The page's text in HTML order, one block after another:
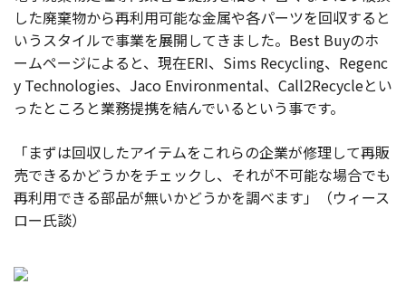
した廃棄物から再利用可能な金属や各パーツを回収すると
いうスタイルで事業を展開してきました。Best Buyのホ
ームページによると、現在ERI、Sims Recycling、Regenc
y Technologies、Jaco Environmental、Call2Recycleとい
ったところと業務提携を結んでいるという事です。
「まずは回収したアイテムをこれらの企業が修理して再販
売できるかどうかをチェックし、それが不可能な場合でも
再利用できる部品が無いかどうかを調べます」（ウィース
ロー氏談）